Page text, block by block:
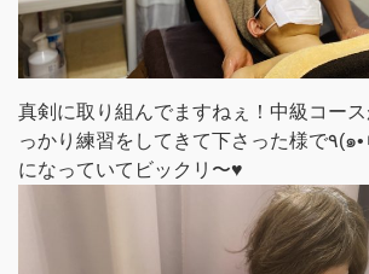
真剣に取り組んでますねぇ！中級コー
っかり練習をしてきて下さった様で٩(๑•ㅂ•)۶手つきが上手
になっていてビックリ〜♥️